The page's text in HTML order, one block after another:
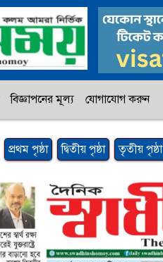
বিজ্ঞাপনের মূল্য যোগাযোগ করুন
প্রথম পৃষ্ঠা দ্বিতীয় পৃষ্ঠা তৃতীয় পৃষ্ঠা